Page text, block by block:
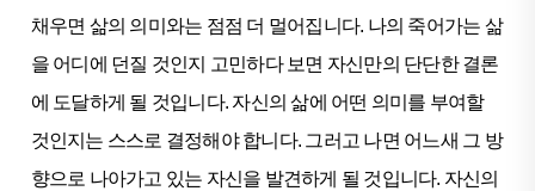
채우면 삶의 의미와는 점점 더 멀어집니다. 나의 죽어가는 삶
을 어디에 던질 것인지 고민하다 보면 자신만의 단단한 결론
에 도달하게 될 것입니다. 자신의 삶에 어떤 의미를 부여할
것인지는 스스로 결정해야 합니다. 그러고 나면 어느새 그 방
향으로 나아가고 있는 자신을 발견하게 될 것입니다. 자신의